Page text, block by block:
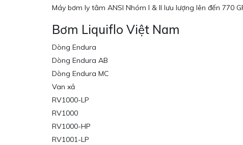
Máy bơm ly tâm ANSI Nhóm I & II lưu lượng lên đến 770
Bơm Liquiflo Việt Nam
Dòng Endura
Dòng Endura AB
Dòng Endura MC
Van xả
RV1000-LP
RV1000
RV1000-HP
RV1001-LP